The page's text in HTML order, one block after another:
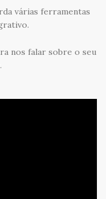
várias ferramentas
nos falar sobre o seu